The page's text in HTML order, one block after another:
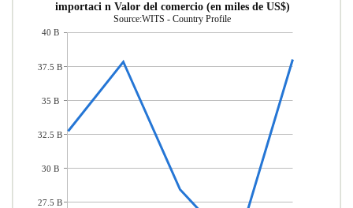
importaci n Valor del comercio (en miles de US$)
Source:WITS - Country Profile
40 B
37.5 B
35 B
32.5 B
30 B
27.5 B